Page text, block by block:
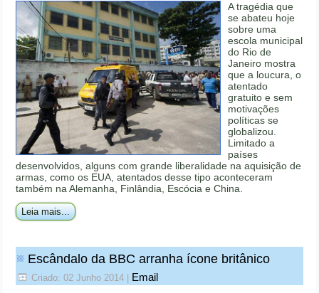
A tragédia que
se abateu hoje
sobre uma
escola municipal
do Rio de
Janeiro mostra
que a loucura, o
atentado
gratuito e sem
motivações
políticas se
globalizou.
Limitado a
países
desenvolvidos, alguns com grande liberalidade na aquisição de
armas, como os EUA, atentados desse tipo aconteceram
também na Alemanha, Finlândia, Escócia e China.
Leia mais...
Escândalo da BBC arranha ícone britânico
Criado: 02 Junho 2014 Email